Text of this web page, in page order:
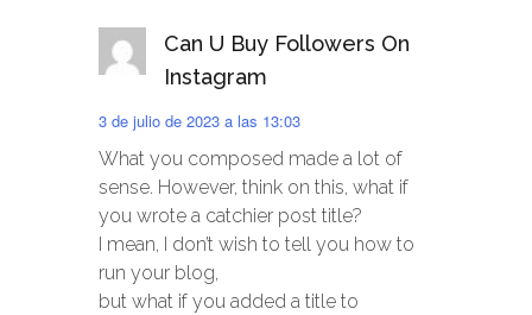
Can U Buy Followers On
Instagram
3 de julio de 2023 a las 13:03
What you composed made a lot of
sense. However, think on this, what if
you wrote a catchier post title?
I mean, I don’t wish to tell you how to
run your blog,
but what if you added a title to